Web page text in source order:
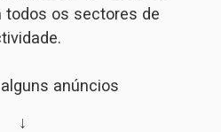
todos os sectores de
anúncios
↓